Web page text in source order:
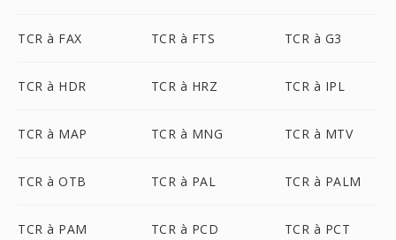
TCR à FAX TCR à FTS TCR à G3
TCR à HDR TCR à HRZ TCR à IPL
TCR à MAP TCR à MNG TCR à MTV
TCR à OTB TCR à PAL TCR à PALM
TCR à PAM TCR à PCD TCR à PCT